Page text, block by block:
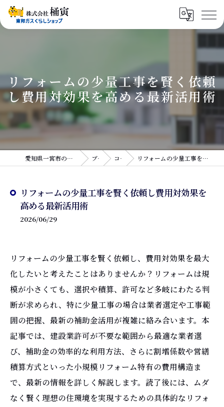
リフォームの少量工事を賢く依頼
し費用対効果を高める最新活用術
愛知県一宮市のリフォームなら株式会社桶寅 ブログ コラム リフォームの少量工事を賢く依頼し費用対効果を高める最新活用術
リフォームの少量工事を賢く依頼し費用対効果を
高める最新活用術
2026/06/29
リフォームの少量工事を賢く依頼し、費用対効果を最大
化したいと考えたことはありませんか？リフォームは規
模が小さくても、選択や積算、許可など多岐にわたる判
断が求められ、特に少量工事の場合は業者選定や工事範
囲の把握、最新の補助金活用が複雑に絡み合います。本
記事では、建設業許可が不要な範囲から最適な業者選
び、補助金の効率的な利用方法、さらに割増係数や営繕
積算方式といった小規模リフォーム特有の費用構造ま
で、最新の情報を詳しく解説します。読了後には、ムダ
なく賢く理想の住環境を実現するための具体的なリフォ